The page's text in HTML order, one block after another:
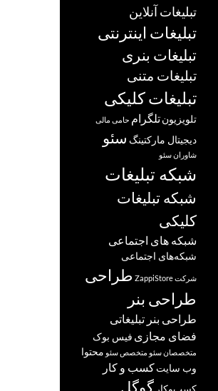
تبلیغات آنلاین
تبلیغات اینترنتی
تبلیغات بنری
تبلیغات متنی
تبلیغات کلیکی
تلویزیونتلگرام حامی مالی
دیجیتال مارکتینگ سئو
شاوران سئو
شبکه تبلیغات
شبکه تبلیغات
کلیکی
شبکه های اجتماعی
شبکه‌های اجتماعی
شرکت ZappiStore
طراحی
طراحی بنر
طراحی بنر تبلیغاتی
فضای مجازی فیس بوک
متخصصان سئو متخصص سئو محتوا
وب سایتکسب و کار
کسب‌وکار گوگل